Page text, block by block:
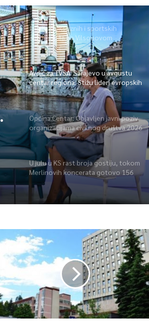
Izložba luksuznih i sportskih
automobila na Vilsonovom
Avdić za TVSA: Sarajevo u avgustu
centar regiona: Stižu lideri evropskih
gradova
Općina Centar: Objavljen javni poziv
organizacijama civilnog društva 2026
U julu u KS rast broja gostiju, tokom
Merlinovih koncerata gotovo 156
miliona KM prometa